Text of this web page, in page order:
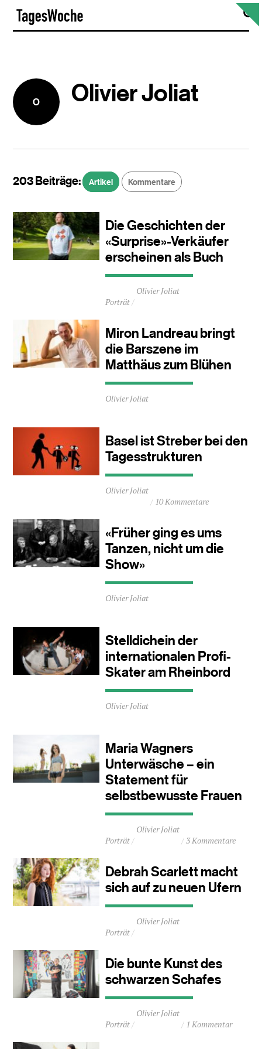
Skip
content
O Olivier Joliat
203 Beiträge: Artikel Kommentare
Die Geschichten der
«Surprise»-Verkäufer
erscheinen als Buch
Durchschnittliche
Lesezeit
ca.
Minuten
Porträt
Olivier Joliat
Miron Landreau bringt
die Barszene im
Matthäus zum Blühen
Durchschnittliche
Lesezeit
Minuten
Olivier Joliat
Basel ist Streber bei den
Tagesstrukturen
Durchschnittliche
Lesezeit
Minuten
Olivier Joliat
10 Kommentare
«Früher ging es ums
Tanzen, nicht um die
Show»
Durchschnittliche
Lesezeit
Minuten
Olivier Joliat
Stelldichein der
internationalen Profi-
Skater am Rheinbord
Durchschnittliche
Lesezeit
Minuten
Olivier Joliat
Maria Wagners
Unterwäsche – ein
Statement für
selbstbewusste Frauen
Durchschnittliche
Lesezeit
ca.
Minuten
Porträt
Olivier Joliat
3 Kommentare
Debrah Scarlett macht
sich auf zu neuen Ufern
Durchschnittliche
Lesezeit
ca.
Minuten
Porträt
Olivier Joliat
Die bunte Kunst des
schwarzen Schafes
Durchschnittliche
Lesezeit
ca.
Porträt
Olivier Joliat
1 Kommentar